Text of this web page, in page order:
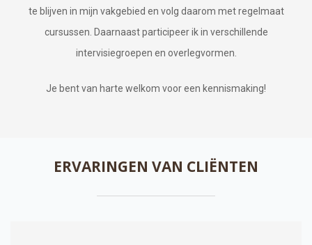
te blijven in mijn vakgebied en volg daarom met regelmaat
cursussen. Daarnaast participeer ik in verschillende
intervisiegroepen en overlegvormen.
Je bent van harte welkom voor een kennismaking!
ERVARINGEN VAN CLIËNTEN